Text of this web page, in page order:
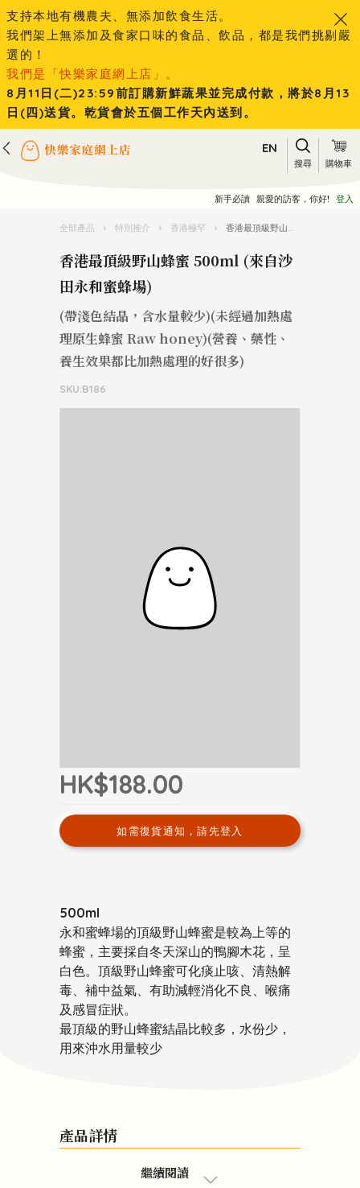
支持本地有機農夫、無添加飲食生活。
我們架上無添加及食家口味的食品、飲品，都是我們挑剔嚴
選的！
我們是「快樂家庭網上店」。
8月11日(二)23:59前訂購新鮮蔬果並完成付款，將於8月13
日(四)送貨。乾貨會於五個工作天內送到。
EN
搜尋 購物車
新手必讀 親愛的訪客，你好! 登入
全部產品 › 特別推介 › 香港極罕 › 香港最頂級野山蜂蜜 500ml (來自沙田永和蜜蜂場)
香港最頂級野山蜂蜜 500ml (來自沙
田永和蜜蜂場)
(帶淺色結晶，含水量較少)(未經過加熱處
理原生蜂蜜 Raw honey)(營養、藥性、
養生效果都比加熱處理的好很多)
SKU:B186
HK$188.00
如需復貨通知，請先登入
500ml
永和蜜蜂場的頂級野山蜂蜜是較為上等的
蜂蜜，主要採自冬天深山的鴨腳木花，呈
白色。頂級野山蜂蜜可化痰止咳、清熱解
毒、補中益氣、有助減輕消化不良、喉痛
及感冒症狀。
最頂級的野山蜂蜜結晶比較多，水份少，
用來沖水用量較少
產品詳情
繼續閱讀